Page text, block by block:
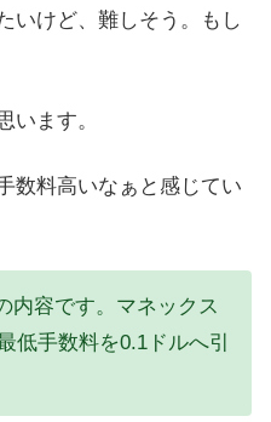
いけど、難しそう。もし
います。
数料高いなぁと感じてい
内容です。マネックス
低手数料を0.1ドルへ引